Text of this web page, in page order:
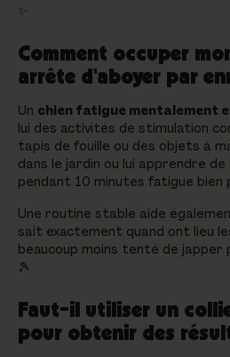
✨
Comment occuper
arrête d'aboyer par
Un chien fatigué mentalement
lui des activités de stimulation
tapis de fouille ou des objets à
dans le jardin ou lui apprendre
pendant 10 minutes fatigue bien
Une routine stable aide
sait exactement quand ont lieu
beaucoup moins tenté de
🎾
Faut-il utiliser un
pour obtenir des